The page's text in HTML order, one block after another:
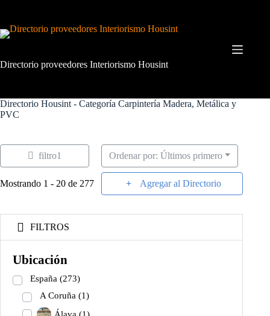
contenido
Directorio proveedores Interiorismo Housint
Directorio Housint - Categoría Carpintería Madera, Metálica y
PVC
filtro1
Mostrando 1 - 20 de 277
Ordenar por: Últimos primero
Agregar al Directorio
FILTROS
Ubicación
España (273)
A Coruña (1)
Álava (1)